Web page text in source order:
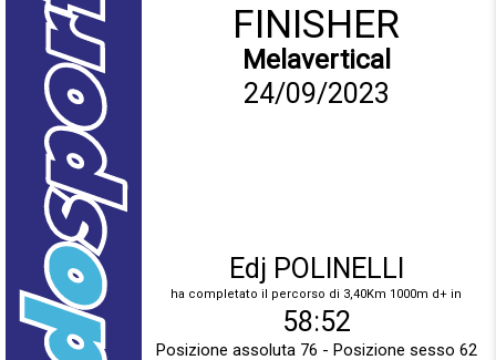
FINISHER
Melavertical
Edj POLINELLI
ha completato il percorso di 3,40Km 1000m d+ in
Posizione assoluta 76 - Posizione sesso 62
58:52
24/09/2023